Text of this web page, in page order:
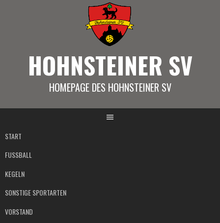
HOHNSTEINER SV
HOMEPAGE DES HOHNSTEINER SV
START
FUSSBALL
KEGELN
SONSTIGE SPORTARTEN
VORSTAND